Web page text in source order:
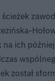
ich
został